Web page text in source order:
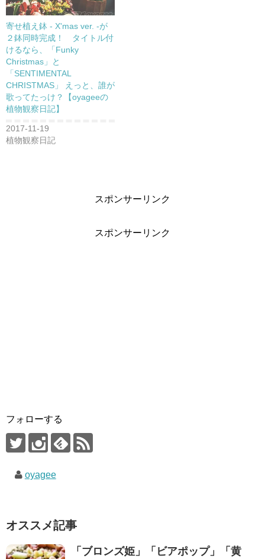
寄せ植え鉢 - X'mas ver. -が
２鉢同時完成！ タイトル付
けるなら、「Funky
Christmas」と
「SENTIMENTAL
CHRISTMAS」 えっと、誰が
歌ってたっけ？【oyageeの
植物観察日記】
2017-11-19
植物観察日記
スポンサーリンク
スポンサーリンク
フォローする
oyagee
オススメ記事
「ブロンズ姫」「ビアポップ」「黄